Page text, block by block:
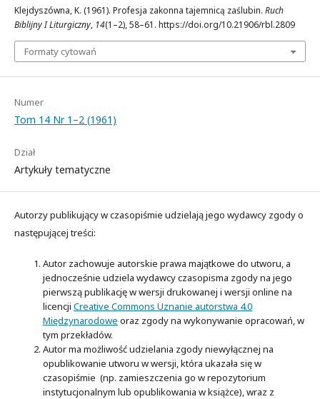
Klejdyszówna, K. (1961). Profesja zakonna tajemnicą zaślubin. Ruch
Biblijny I Liturgiczny, 14(1–2), 58–61. https://doi.org/10.21906/rbl.2809
Formaty cytowań
Numer
Tom 14 Nr 1–2 (1961)
Dział
Artykuły tematyczne
Autorzy publikujący w czasopiśmie udzielają jego wydawcy zgody o
następującej treści:
Autor zachowuje autorskie prawa majątkowe do utworu, a
jednocześnie udziela wydawcy czasopisma zgody na jego
pierwszą publikację w wersji drukowanej i wersji online na
licencji Creative Commons Uznanie autorstwa 4.0
Międzynarodowe oraz zgody na wykonywanie opracowań, w
tym przekładów.
Autor ma możliwość udzielania zgody niewyłącznej na
opublikowanie utworu w wersji, która ukazała się w
czasopiśmie (np. zamieszczenia go w repozytorium
instytucjonalnym lub opublikowania w książce), wraz z